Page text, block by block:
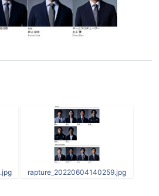
rapture_20220604140259.jpg